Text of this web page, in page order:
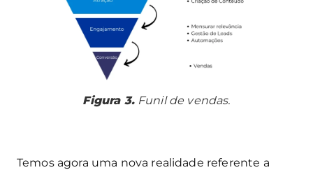
Figura 3.Funil de vendas.
Temos agora uma nova realidade referente a